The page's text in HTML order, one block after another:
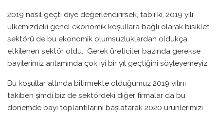
2019 nasıl geçti diye değerlendirirsek, tabii ki, 2019 yılı
ülkemizdeki genel ekonomik koşullara bağlı olarak bisiklet
sektörü de bu ekonomik olumsuzluklardan oldukça
etkilenen sektör oldu. Gerek üreticiler bazında gerekse
bayilerimiz anlamında çok iyi bir yıl geçtiğini söyleyemeyiz.
Bu koşullar altında bitirmekte olduğumuz 2019 yılını
takiben şimdi biz de sektördeki diğer firmalar da bu
dönemde bayi toplantılarını başlatarak 2020 ürünlerimizi